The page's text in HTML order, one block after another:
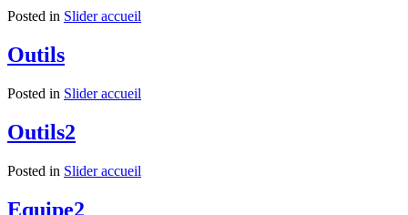
Posted in Slider accueil
Outils
Posted in Slider accueil
Outils2
Posted in Slider accueil
Equipe2